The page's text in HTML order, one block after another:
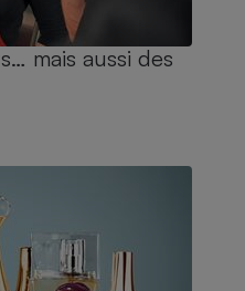
mais aussi des